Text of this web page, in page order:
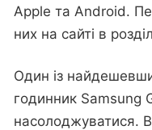
Apple та Android.
них на сайті в
Один із
годинник Samsung
насолоджуватися.